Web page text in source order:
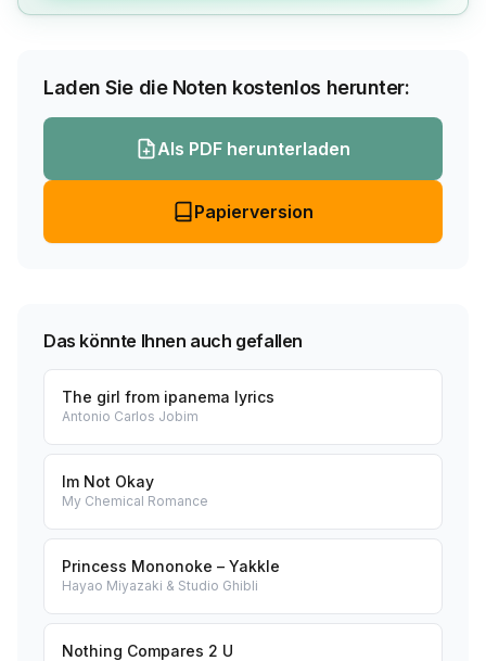
Laden Sie die Noten kostenlos herunter:
Als PDF herunterladen
Papierversion
Das könnte Ihnen auch gefallen
The girl from ipanema lyrics
Antonio Carlos Jobim
Im Not Okay
My Chemical Romance
Princess Mononoke – Yakkle
Hayao Miyazaki & Studio Ghibli
Nothing Compares 2 U